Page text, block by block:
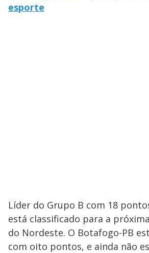
esporte
Líder do Grupo B com 18
está classificado para a
do Nordeste. O Botafogo-PB
com oito pontos, e ainda não